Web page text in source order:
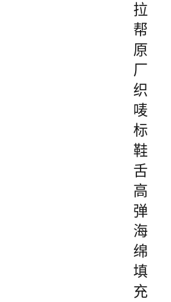
拉
帮
原
厂
织
唛
标
鞋
舌
高
弹
海
绵
填
充